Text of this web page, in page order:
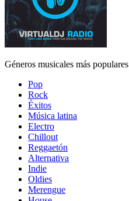
Géneros musicales más populares
Pop
Rock
Éxitos
Música latina
Electro
Chillout
Reggaetón
Alternativa
Indie
Oldies
Merengue